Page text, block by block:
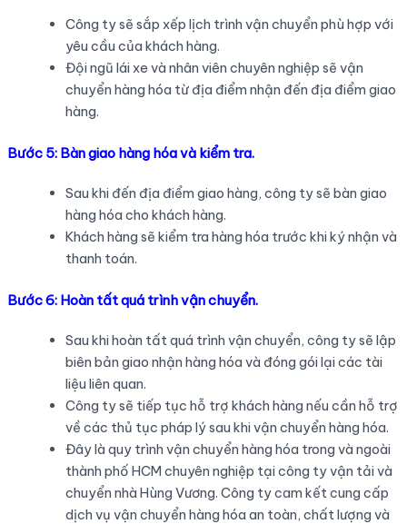
Công ty sẽ sắp xếp lịch trình vận chuyển phù hợp với
yêu cầu của khách hàng.
Đội ngũ lái xe và nhân viên chuyên nghiệp sẽ vận
chuyển hàng hóa từ địa điểm nhận đến địa điểm giao
hàng.
Bước 5: Bàn giao hàng hóa và kiểm tra.
Sau khi đến địa điểm giao hàng, công ty sẽ bàn giao
hàng hóa cho khách hàng.
Khách hàng sẽ kiểm tra hàng hóa trước khi ký nhận và
thanh toán.
Bước 6: Hoàn tất quá trình vận chuyển.
Sau khi hoàn tất quá trình vận chuyển, công ty sẽ lập
biên bản giao nhận hàng hóa và đóng gói lại các tài
liệu liên quan.
Công ty sẽ tiếp tục hỗ trợ khách hàng nếu cần hỗ trợ
về các thủ tục pháp lý sau khi vận chuyển hàng hóa.
Đây là quy trình vận chuyển hàng hóa trong và ngoài
thành phố HCM chuyên nghiệp tại công ty vận tải và
chuyển nhà Hùng Vương. Công ty cam kết cung cấp
dịch vụ vận chuyển hàng hóa an toàn, chất lượng và